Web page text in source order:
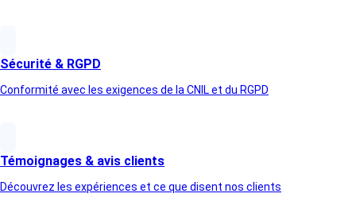
Sécurité & RGPD
Conformité avec les exigences de la CNIL et du RGPD
Témoignages & avis clients
Découvrez les expériences et ce que disent nos clients
aux petites structures, mais aussi aux grandes, car
People Vox a cette capacité d'adapter son offre à
chaque organisation. »